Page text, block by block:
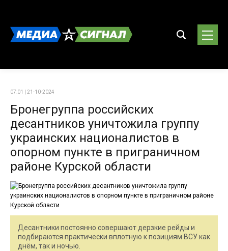
07:01 | 21-10-2024
Бронегруппа российских
десантников уничтожила группу
украинских националистов в
опорном пункте в приграничном
районе Курской области
Десантники постоянно совершают дерзкие рейды и
подбираются практически вплотную к позициям ВСУ как
днём, так и ночью.